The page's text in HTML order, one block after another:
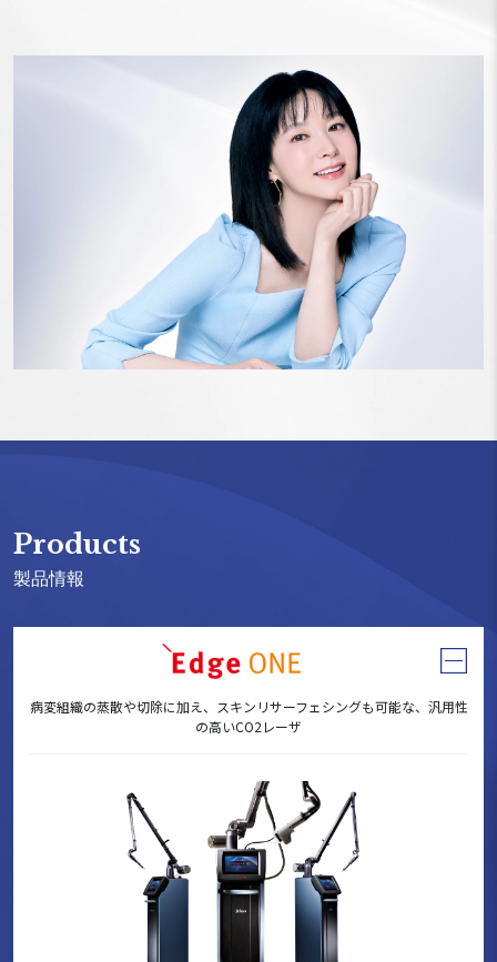
Products
製品情報
病変組織の蒸散や切除に加え、スキンリサーフェシングも可能な、汎用性
の高いCO2レーザ